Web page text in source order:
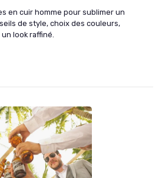
en cuir homme pour sublimer un
de style, choix des couleurs,
look raffiné.